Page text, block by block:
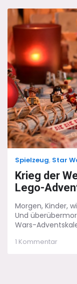
mit
Categories
Spielzeug, Star
Krieg der
Lego-
Morgen, Kinder,
Und
Wars-
1 Kommentarzu